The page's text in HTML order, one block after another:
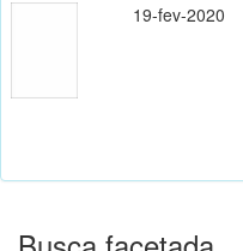
19-fev-2020